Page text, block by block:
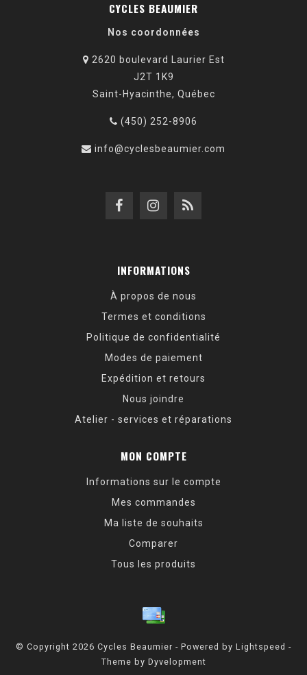
CYCLES BEAUMIER
Nos coordonnées
2620 boulevard Laurier Est
J2T 1K9
Saint-Hyacinthe, Québec
(450) 252-8906
info@cyclesbeaumier.com
INFORMATIONS
À propos de nous
Termes et conditions
Politique de confidentialité
Modes de paiement
Expédition et retours
Nous joindre
Atelier - services et réparations
MON COMPTE
Informations sur le compte
Mes commandes
Ma liste de souhaits
Comparer
Tous les produits
© Copyright 2026 Cycles Beaumier - Powered by Lightspeed -
Theme by Dyvelopment